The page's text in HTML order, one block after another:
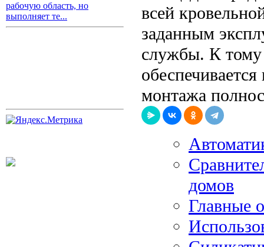
рабочую область, но
выполняет те...
всей
заданным
службы. К тому
монтажа
домов
Главные